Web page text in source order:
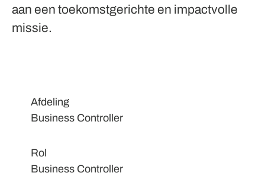
aan een toekomstgerichte en impactvolle
missie.
Afdeling
Business Controller
Rol
Business Controller